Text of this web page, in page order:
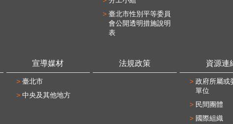
臺北市性別平等委員
會公開透明措施說明
表
宣導媒材
臺北市
中央及其他地方
法規政策 資源連
政府所屬或
單位
民間團體
國際組織